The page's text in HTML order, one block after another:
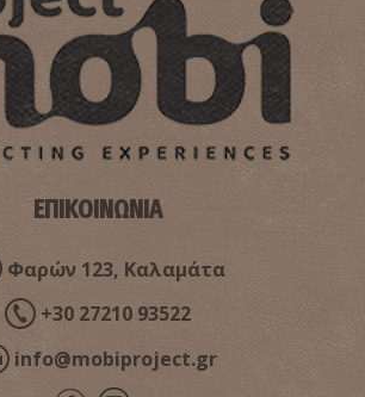
ΕΠΙΚΟΙΝΩΝΙΑ
Φαρών 123, Καλαμάτα
+30 27210 93522
info@mobiproject.gr